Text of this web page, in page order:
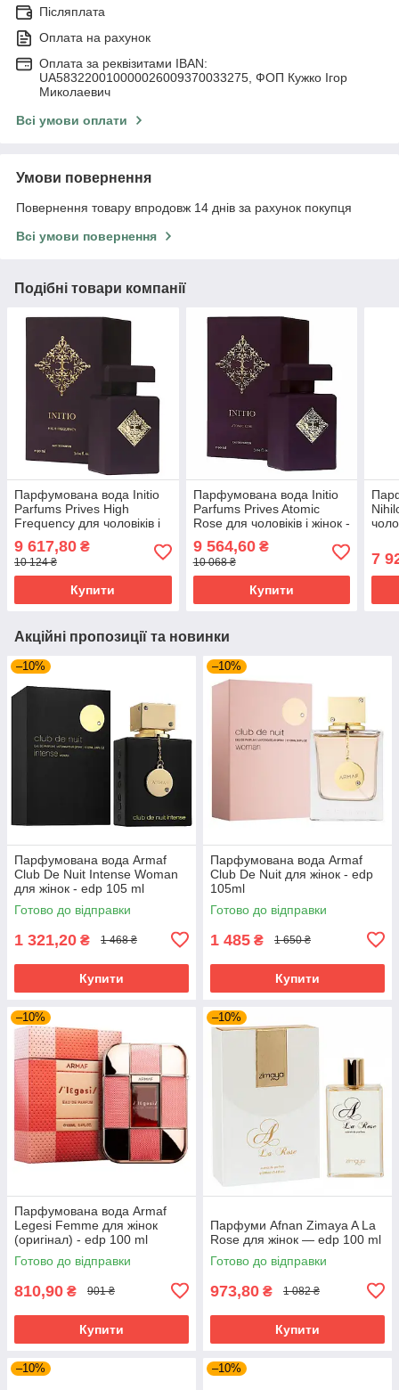
Післяплата
Оплата на рахунок
Оплата за реквізитами IBAN:
UA583220010000026009370033275, ФОП Кужко Ігор
Миколаевич
Всі умови оплати
Умови повернення
Повернення товару впродовж 14 днів за рахунок покупця
Всі умови повернення
Подібні товари компанії
Парфумована вода Initio
Parfums Prives High
Frequency для чоловіків і
9 617,80 ₴
10 124 ₴
Купити
Парфумована вода Initio
Parfums Prives Atomic
Rose для чоловіків і жінок -
9 564,60₴
10 068 ₴
Купити
7
Акційні пропозиції та новинки
–10%
Парфумована вода Armaf
Club De Nuit Intense Woman
для жінок - edp 105 ml
Готово до відправки
1 321,20 ₴ 1 468 ₴
Купити
–10%
Парфумована вода Armaf
Club De Nuit для жінок - edp
105ml
Готово до відправки
1 485 ₴ 1 650 ₴
Купити
–10%
Парфумована вода Armaf
Legesi Femme для жінок
(оригінал) - edp 100 ml
Готово до відправки
810,90 ₴ 901 ₴
Купити
–10%
Парфуми Afnan Zimaya A La
Rose для жінок — edp 100 ml
Готово до відправки
973,80 ₴ 1 082 ₴
Купити
–10% –10%